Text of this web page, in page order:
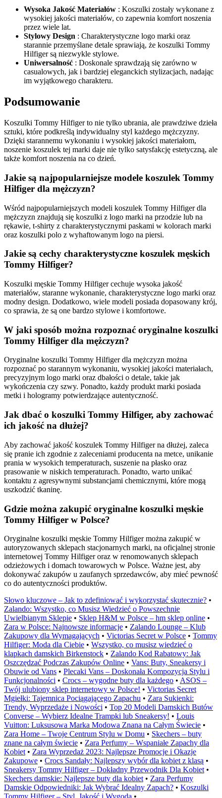
Wysoka Jakość Materiałów : Koszulki zostały wykonane z
wysokiej jakości materiałów, co zapewnia komfort noszenia
przez wiele lat.
Stylowy Design : Charakterystyczne logo marki oraz
starannie przemyślane detale sprawiają, że koszulki Tommy
Hilfiger są niezwykle stylowe.
Uniwersalność : Doskonale sprawdzają się zarówno w
casualowych, jak i bardziej eleganckich stylizacjach, nadając
im wyjątkowego charakteru.
Podsumowanie
Koszulki Tommy Hilfiger to nie tylko ubrania, ale prawdziwe dzieła
sztuki, które podkreślą indywidualny styl każdego mężczyzny.
Dzięki starannemu wykonaniu i wysokiej jakości materiałom,
noszenie koszulek tej marki daje nie tylko satysfakcję estetyczną, ale
także komfort noszenia na co dzień.
Jakie są najpopularniejsze modele koszulek Tommy
Hilfiger dla mężczyzn?
Wśród najpopularniejszych modeli koszulek Tommy Hilfiger dla
mężczyzn znajdują się koszulki z logo marki na przodzie lub na
rękawie, t-shirty z charakterystycznymi paskami w kolorach marki
oraz koszulki polo z wyhaftowanym logo na piersi.
Jakie są cechy charakterystyczne koszulek męskich
Tommy Hilfiger?
Koszulki męskie Tommy Hilfiger cechuje wysoka jakość
materiałów, staranne wykonanie, charakterystyczne logo marki oraz
modny design. Dodatkowo, wiele modeli posiada dopasowany krój,
co sprawia, że są one bardzo stylowe i komfortowe.
W jaki sposób można rozpoznać oryginalne koszulki
Tommy Hilfiger dla mężczyzn?
Oryginalne koszulki Tommy Hilfiger dla mężczyzn można
rozpoznać po starannym wykonaniu, wysokiej jakości materiałach,
precyzyjnym logo marki oraz dbałości o detale, takie jak
wykończenia czy szwy. Ponadto, każdy produkt marki posiada
metki i hologramy potwierdzające autentyczność.
Jak dbać o koszulki Tommy Hilfiger, aby zachować
ich jakość na dłużej?
Aby zachować jakość koszulek Tommy Hilfiger na dłużej, zaleca
się pranie ich zgodnie z zaleceniami producenta na metce, unikanie
prania w wysokich temperaturach, suszenie na płasko oraz
prasowanie w niskich temperaturach. Ponadto, warto unikać
kontaktu z agresywnymi substancjami chemicznymi, które mogą
uszkodzić tkaninę.
Gdzie można zakupić oryginalne koszulki męskie
Tommy Hilfiger w Polsce?
Oryginalne koszulki męskie Tommy Hilfiger można zakupić w
autoryzowanych sklepach stacjonarnych marki, na oficjalnej stronie
internetowej Tommy Hilfiger oraz w renomowanych sklepach
odzieżowych i domach towarowych w Polsce. Ważne jest, aby
dokonywać zakupów u zaufanych sprzedawców, aby mieć pewność
co do autentyczności produktów.
Słowo kluczowe – Jak to zdefiniować i wykorzystać skutecznie? •
Zalando: Wszystko, co Musisz Wiedzieć o Powszechnie
Uwielbianym Sklepie • Sklep H&M w Polsce – hm sklep online •
Zara w Polsce: Najnowsze informacje • Zalando Lounge – Klub
Zakupowy dla Wymagających • Victorias Secret w Polsce • Tommy
Hilfiger: Moda dla Ciebie • Wszystko, co musisz wiedzieć o
klapkach damskich Birkenstock • Zalando Kod Rabatowy: Jak
Oszczędzać Podczas Zakupów Online • Vans: Buty, Sneakersy i
Obuwie od Vans • Plecaki Vans – Doskonała Kompozycja Stylu i
Funkcjonalności • Crocs – wygodne buty dla każdego • ASOS –
Twój ulubiony sklep internetowy w Polsce! • Victorias Secret
Mgiełki: Tajemnica Pociągającego Zapachu • Zara Sukienki:
Trendy, Wyprzedaże i Nowości • Top 20 Modeli Damskich Butów
Converse – Wybierz Idealne Trampki lub Sneakersy! • Louis
Vuitton: Luksusowa Marka Modowa Znana na Całym Świecie •
Zara Home – Twoje Centrum Stylu w Domu • Skechers – buty
znane na całym świecie • Zara Perfumy – Wspaniałe Zapachy dla
Kobiet • Zara Wyprzedaż 2023: Najlepsze Promocje i Okazje
Zakupowe • Crocs Sandały: Najlepszy wybór dla kobiet z klasą •
Sneakersy Tommy Hilfiger – Dokładny Przewodnik Dla Kobiet •
Skechers damskie: Najlepsze buty dla kobiet • Zara Perfumy
Damskie Odpowiedniki: Jak Wybrać Idealny Zapach? • Koszulki